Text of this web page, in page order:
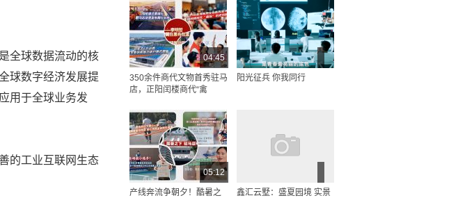
全球数据流动的核
球数字经济发展提
用于全球业务发
的工业互联网生态
04:45
350余件商代文物首秀驻马
店，正阳闰楼商代“禽
阳光征兵 你我同行
05:12
产线奔流争朝夕！酷暑之
鑫汇云墅：盛夏园境 实景